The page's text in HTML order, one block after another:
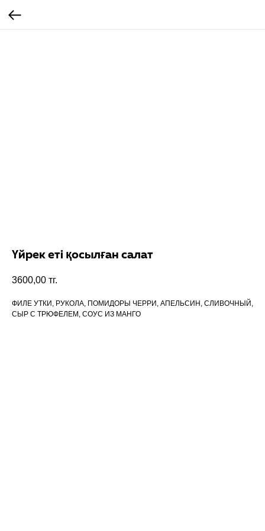
Үйрек еті қосылған салат
3600,00 тг.
ФИЛЕ УТКИ, РУКОЛА, ПОМИДОРЫ ЧЕРРИ, АПЕЛЬСИН, СЛИВОЧНЫЙ,
СЫР С ТРЮФЕЛЕМ, СОУС ИЗ МАНГО